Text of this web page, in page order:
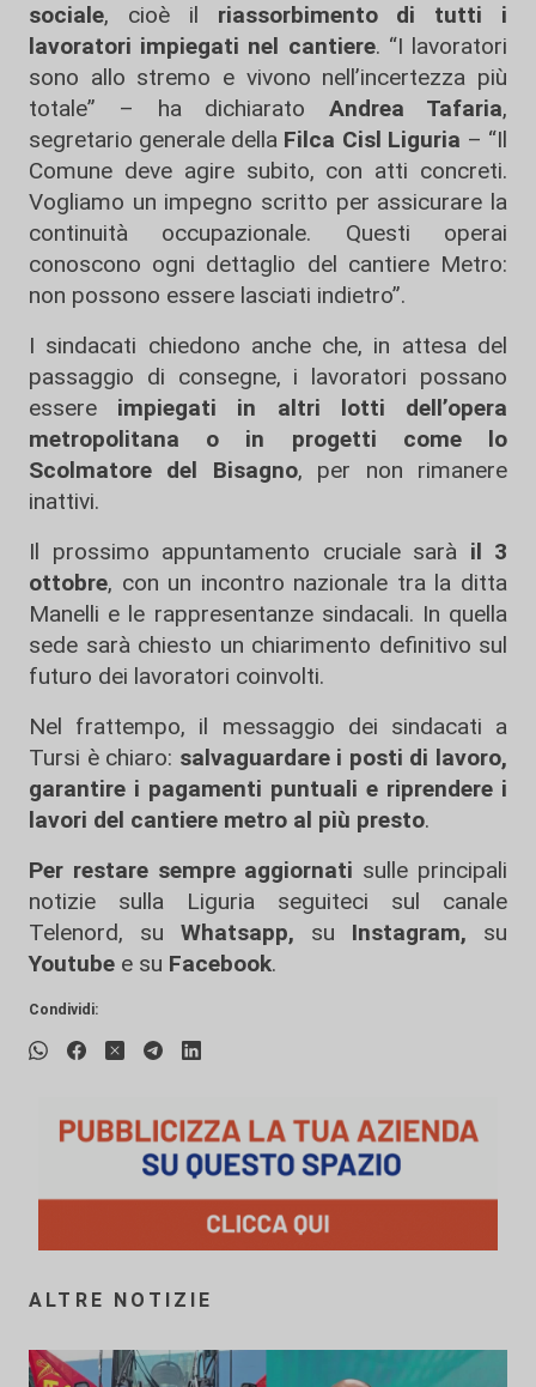
sociale, cioè il riassorbimento di tutti i
lavoratori impiegati nel cantiere. “I lavoratori
sono allo stremo e vivono nell’incertezza più
totale” – ha dichiarato Andrea Tafaria,
segretario generale della Filca Cisl Liguria – “Il
Comune deve agire subito, con atti concreti.
Vogliamo un impegno scritto per assicurare la
continuità occupazionale. Questi operai
conoscono ogni dettaglio del cantiere Metro:
non possono essere lasciati indietro”.
I sindacati chiedono anche che, in attesa del
passaggio di consegne, i lavoratori possano
essere impiegati in altri lotti dell’opera
metropolitana o in progetti come lo
Scolmatore del Bisagno, per non rimanere
inattivi.
Il prossimo appuntamento cruciale sarà il 3
ottobre, con un incontro nazionale tra la ditta
Manelli e le rappresentanze sindacali. In quella
sede sarà chiesto un chiarimento definitivo sul
futuro dei lavoratori coinvolti.
Nel frattempo, il messaggio dei sindacati a
Tursi è chiaro: salvaguardare i posti di lavoro,
garantire i pagamenti puntuali e riprendere i
lavori del cantiere metro al più presto.
Per restare sempre aggiornati sulle principali
notizie sulla Liguria seguiteci sul canale
Telenord, su
Whatsapp, su Instagram, su
Youtube e su Facebook.
Condividi:
ALTRE NOTIZIE